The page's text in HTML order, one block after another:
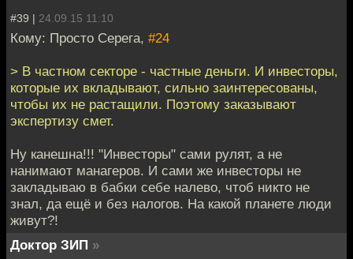
#39 | 24.09.15 11:10
Кому: Просто Серега, #24
> В частном секторе - частные деньги. И инвесторы,
которые их вкладывают, сильно заинтересованы,
чтобы их не растащили. Поэтому заказывают
экспертизу смет.
Ну канешна!!! "Инвесторы" сами рулят, а не
нанимают манагеров. И сами же инвесторы не
закладываю в бабки себе налево, чтоб никто не
знал, да ещё и без налогов. На какой планете люди
живут?!
Доктор ЗИП »